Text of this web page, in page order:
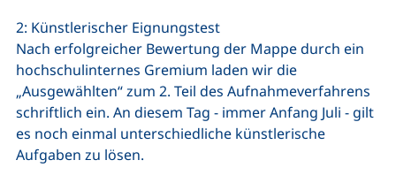
2: Künstlerischer Eignungstest
Nach erfolgreicher Bewertung der Mappe durch ein
hochschulinternes Gremium laden wir die
„Ausgewählten“ zum 2. Teil des Aufnahmeverfahrens
schriftlich ein. An diesem Tag - immer Anfang Juli - gilt
es noch einmal unterschiedliche künstlerische
Aufgaben zu lösen.